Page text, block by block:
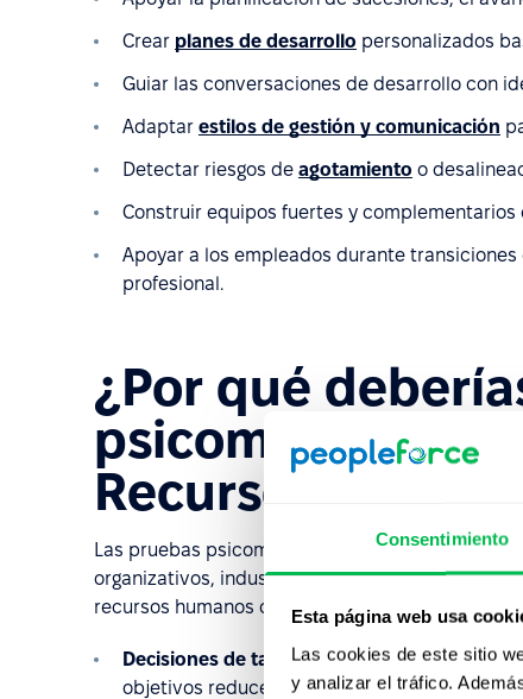
Consentimiento
Esta página web usa
Las cookies de este sitio
y analizar el tráfico.
Crear planes de desarrollo personalizados
Guiar las conversaciones de desarrollo con
Adaptar estilos de gestión y comunicación
Detectar riesgos de agotamiento o
Construir equipos fuertes y
Apoyar a los empleados durante
profesional.
¿Por qué
psicométricas en
Recursos
Las pruebas psicométricas son herramientas
organizativos, industrias y etapas de
recursos humanos como las decisiones
Decisiones de talento más precisas– Basar
objetivos reduce el riesgo de errores en la